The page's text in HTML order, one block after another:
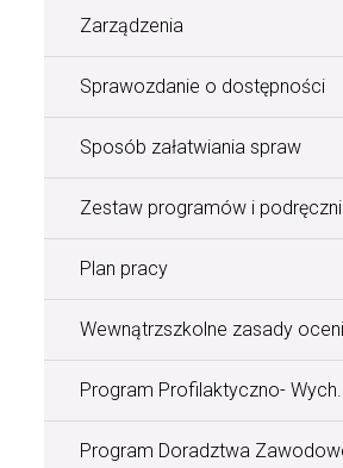
Zarządzenia
Sprawozdanie o dostępności
Sposób załatwiania spraw
Zestaw programów i
Plan pracy
Wewnątrzszkolne zasady
Program Profilaktyczno- Wych.
Program Doradztwa